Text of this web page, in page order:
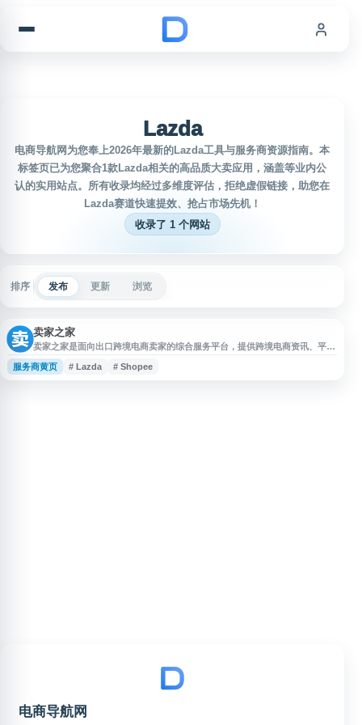
Lazda
电商导航网为您奉上2026年最新的Lazda工具与服务商资源指南。本
标签页已为您聚合1款Lazda相关的高品质大卖应用，涵盖等业内公
认的实用站点。所有收录均经过多维度评估，拒绝虚假链接，助您在
Lazda赛道快速提效、抢占市场先机！
收录了 1 个网站
排序 发布 更新 浏览
卖家之家
卖家之家是面向出口跨境电商卖家的综合服务平台，提供跨境电商资讯、平台
动态、运营工具、测评黑名单及服务商资源等内容，覆盖亚马逊、TikTok、
Shopee、Lazada、Shopify、独立站等领域，帮助卖家了解行业信息、提升
服务商黄页 # Lazda # Shopee
电商导航网